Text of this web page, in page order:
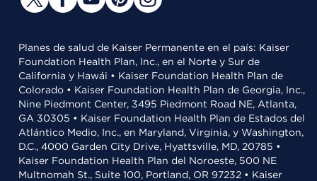
Planes de salud de Kaiser Permanente en el país: Kaiser
Foundation Health Plan, Inc., en el Norte y Sur de
California y Hawái • Kaiser Foundation Health Plan de
Colorado • Kaiser Foundation Health Plan de Georgia, Inc.,
Nine Piedmont Center, 3495 Piedmont Road NE, Atlanta,
GA 30305 • Kaiser Foundation Health Plan de Estados del
Atlántico Medio, Inc., en Maryland, Virginia, y Washington,
D.C., 4000 Garden City Drive, Hyattsville, MD, 20785 •
Kaiser Foundation Health Plan del Noroeste, 500 NE
Multnomah St., Suite 100, Portland, OR 97232 • Kaiser